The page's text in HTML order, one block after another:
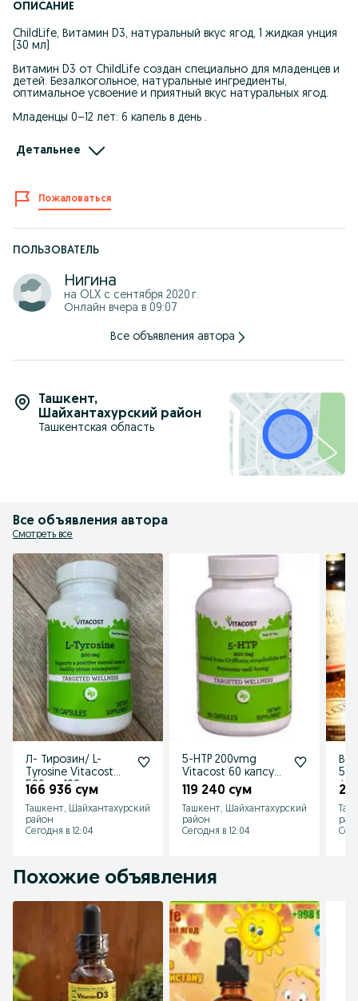
ОПИСАНИЕ
ChildLife, Витамин D3, натуральный вкус ягод, 1 жидкая унция
(30 мл)
Витамин D3 от ChildLife создан специально для младенцев и
детей. Безалкогольное, натуральные ингредиенты,
оптимальное усвоение и приятный вкус натуральных ягод.
Младенцы 0–12 лет: 6 капель в день .
Дайте прямо или смешайте с любимым напитком вашего
ребенка.
Другие ингридиенты
вода, натуральный ягодный ароматизатор, витамин Е
Предупреждения
Хранить в прохладном сухом месте.
Детальнее
Пожаловаться
ПОЛЬЗОВАТЕЛЬ
Нигина
на OLX с сентября 2020 г.
Онлайн вчера в 09:07
Все объявления автора
Ташкент,
Шайхантахурский район
Ташкентская область
Все объявления автора
Смотреть все
Л- Тирозин/ L-
Tyrosine Vitacost
500 мг 100 капсул
166 936 сум
Ташкент, Шайхантахурский
район
Сегодня в 12:04
5-HTP 200vmg
Vitacost 60 капсул
контроль
119 240 сум
Ташкент, Шайхантахурский
район
Сегодня в 12:04
Похожие объявления